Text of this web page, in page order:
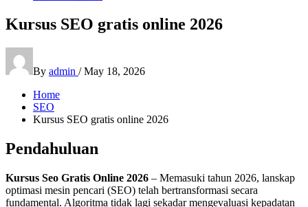
Kursus SEO gratis online 2026
By admin /May 18, 2026
Home
SEO
Kursus SEO gratis online 2026
Pendahuluan
Kursus Seo Gratis Online 2026 – Memasuki tahun 2026, lanskap
optimasi mesin pencari (SEO) telah bertransformasi secara
fundamental. Algoritma tidak lagi sekadar mengevaluasi kepadatan